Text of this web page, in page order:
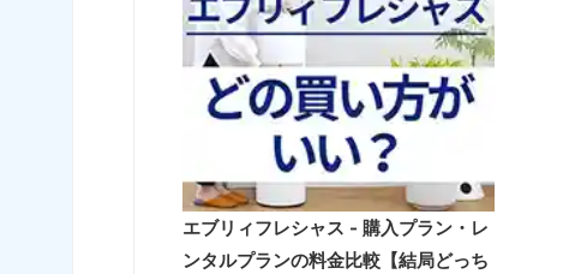
エブリィフレシャス - 購入プラン・レ
ンタルプランの料金比較【結局どっち